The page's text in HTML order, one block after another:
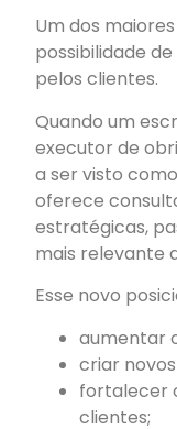
Um dos
possibilidade
pelos clientes.
Quando um
executor de
a ser visto
oferece
estratégicas,
mais relevante
Esse novo
aumentar
criar
fortalecer
clientes;